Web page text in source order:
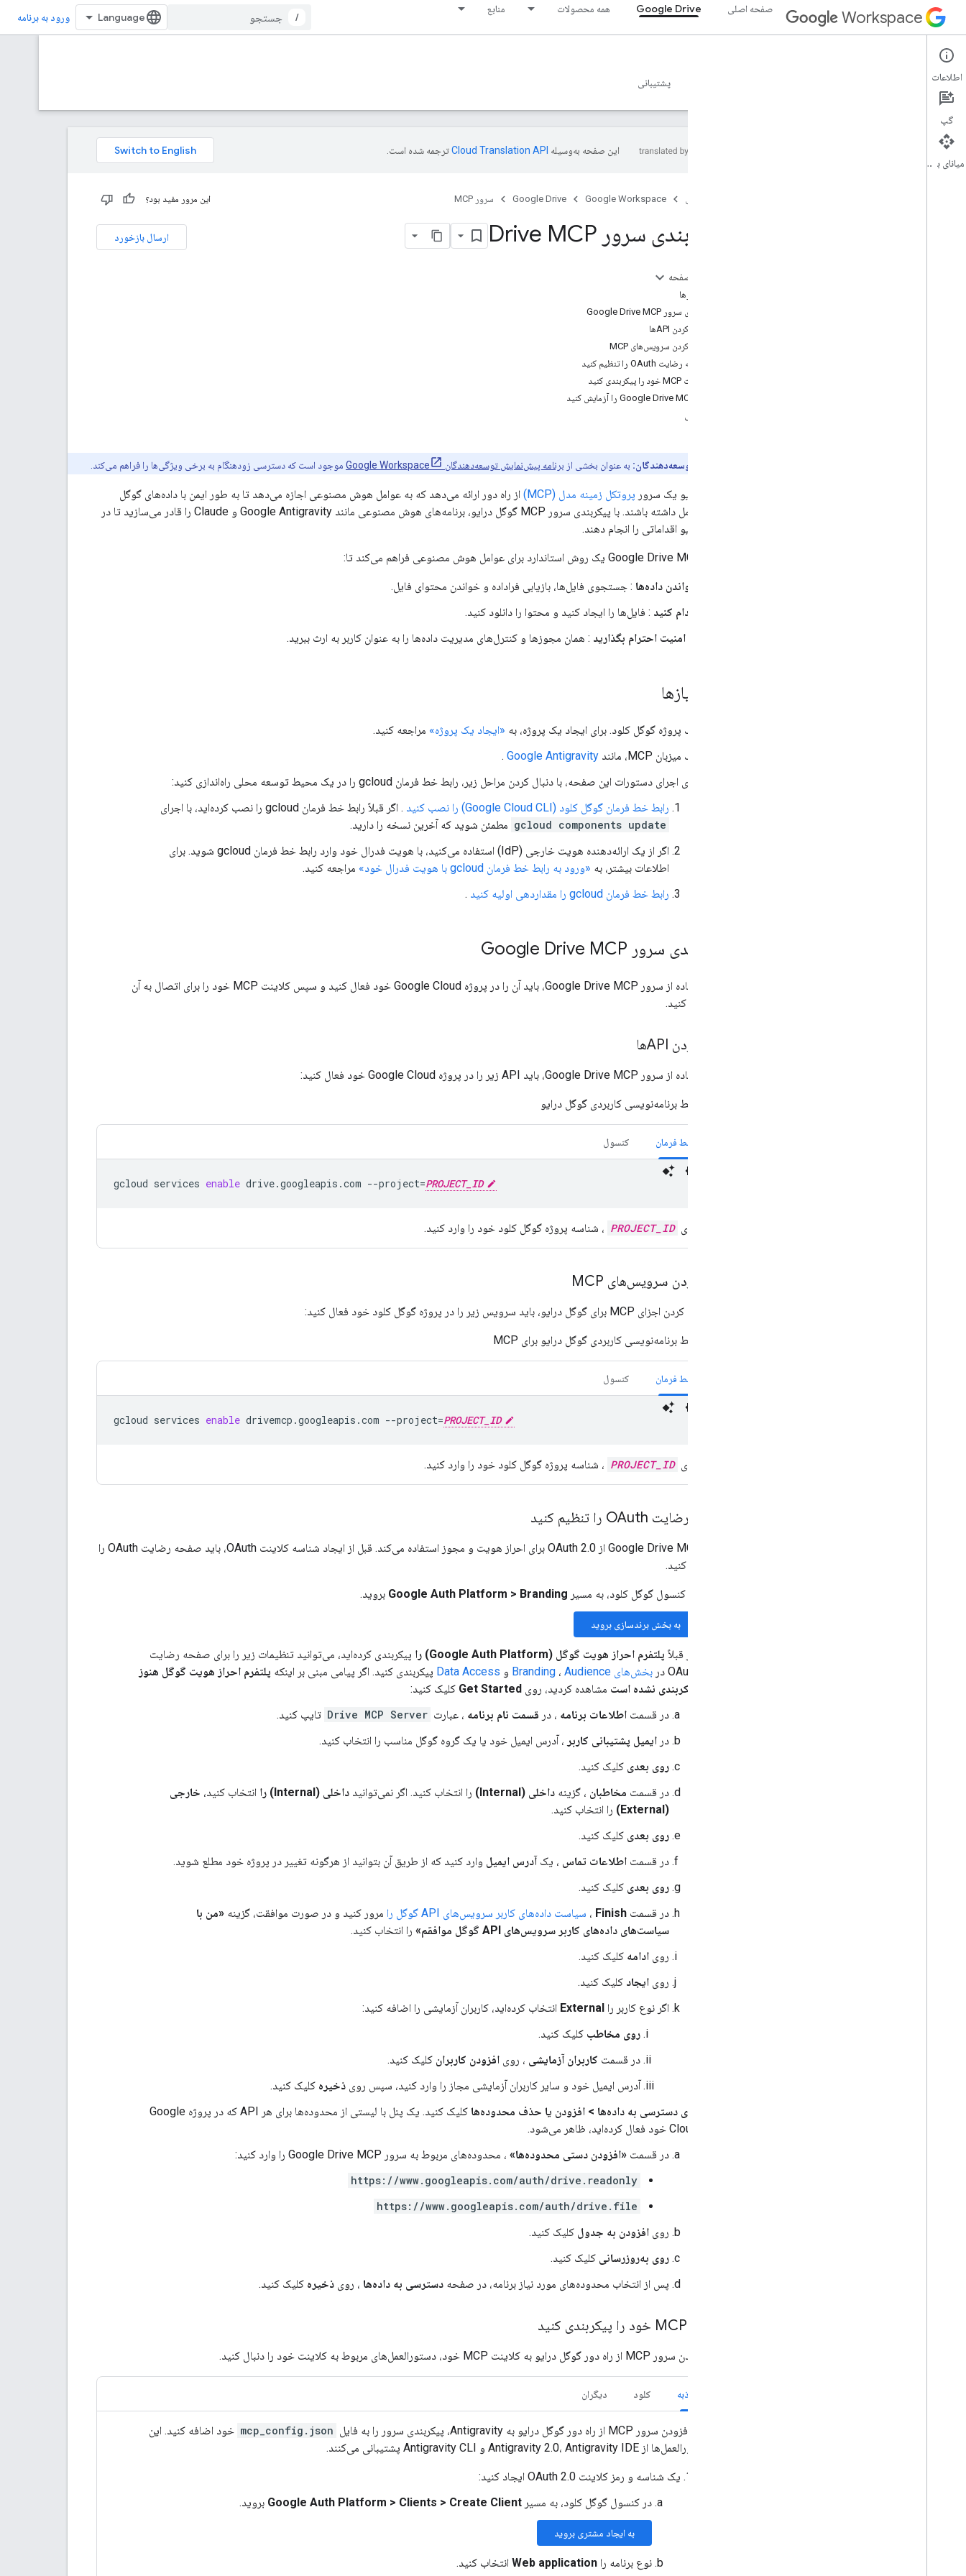
Workspace صفحه اصلی Google Drive همه محصولات منابع
/ ورود به برنامه
Google Drive
نمای کلی پشتیبانی
این صفحه به‌وسیله ترجمه شده است.
صفحه اصلی Google Workspace
Google Drive سرور MCP این مرور مفید بود؟
ارسال بازخورد پیکربندی سرور Drive MCP
در این صفحه
پیش‌نیازها
پیکربندی سرور Google Drive MCP
فعال کردن APIها
فعال کردن سرویس‌های MCP
صفحه رضایت OAuth را تنظیم کنید
کلاینت MCP خود را پیکربندی کنید
پیش‌نمایش توسعه‌دهندگان: به عنوان بخشی از برنامه پیش‌نمایش توسعه‌دهندگان Google Workspace موجود است که دسترسی زودهنگام به برخی ویژگی‌ها را فراهم می‌کند.
گوگل درایو یک سرور پروتکل زمینه مدل (MCP)
از راه دور ارائه می‌دهد که به عوامل هوش مصنوعی اجازه می‌دهد تا به طور ایمن با داده‌های گوگل
درایو تعامل داشته باشند. با پیکربندی سرور MCP گوگل درایو، برنامه‌های هوش مصنوعی مانند Google Antigravity و Claude را قادر می‌سازید تا در
گوگل درایو اقداماتی را انجام دهند.
خواندن داده‌ها : جستجوی فایل‌ها، بازیابی فراداده و خواندن محتوای فایل.
اقدام کنید : فایل‌ها را ایجاد کنید و محتوا را دانلود کنید.
به امنیت احترام بگذارید : همان مجوزها و کنترل‌های مدیریت داده‌ها را به عنوان کاربر به ارث ببرید.
پیش‌نیازها
یک پروژه گوگل کلود. برای ایجاد یک پروژه، به «ایجاد یک پروژه» مراجعه کنید.
یک میزبان MCP، مانند
Google Antigravity
.
برای اجرای دستورات این صفحه، با دنبال کردن مراحل زیر، رابط خط فرمان gcloud را در یک محیط توسعه محلی راه‌اندازی کنید:
رابط خط فرمان گوگل کلود (Google Cloud CLI) را نصب کنید
. اگر قبلاً رابط خط فرمان gcloud را نصب کرده‌اید، با اجرای
gcloud components update مطمئن شوید که آخرین نسخه را دارید.
اگر از یک ارائه‌دهنده هویت خارجی (IdP) استفاده می‌کنید، با هویت فدرال خود وارد رابط خط فرمان gcloud شوید. برای
اطلاعات بیشتر، به «ورود به رابط خط فرمان gcloud با هویت فدرال خود»
مراجعه کنید.
رابط خط فرمان gcloud را مقداردهی اولیه کنید
.
پیکربندی سرور Google Drive MCP
برای استفاده از سرور Google Drive MCP، باید آن را در پروژه Google Cloud خود فعال کنید و سپس کلاینت MCP خود را برای اتصال به آن
پیکربندی کنید.
فعال کردن APIها
برای استفاده از سرور Google Drive MCP، باید API زیر را در پروژه Google Cloud خود فعال کنید:
رابط برنامه‌نویسی کاربردی گوگل درایو
رابط خط فرمان کنسول
gcloud services enable drive.googleapis.com --project=PROJECT_ID
به جای PROJECT_ID ، شناسه پروژه گوگل کلود خود را وارد کنید.
فعال کردن سرویس‌های MCP
برای فعال کردن اجزای MCP برای گوگل درایو، باید سرویس زیر را در پروژه گوگل کلود خود فعال کنید:
رابط برنامه‌نویسی کاربردی گوگل درایو برای MCP
رابط خط فرمان کنسول
gcloud services enable drivemcp.googleapis.com --project=PROJECT_ID
به جای PROJECT_ID ، شناسه پروژه گوگل کلود خود را وارد کنید.
صفحه رضایت OAuth را تنظیم کنید
سرور Google Drive MCP از OAuth 2.0 برای احراز هویت و مجوز استفاده می‌کند. قبل از ایجاد شناسه کلاینت OAuth، باید صفحه رضایت OAuth را
پیکربندی کنید.
در کنسول گوگل کلود، به مسیر Google Auth Platform > Branding بروید.
به بخش برندسازی بروید
اگر قبلاً پلتفرم احراز هویت گوگل (Google Auth Platform) را
پیکربندی کرده‌اید، می‌توانید تنظیمات زیر را برای صفحه رضایت
OAuth در
بخش‌های Branding ، Audience و Data Access پیکربندی کنید. اگر پیامی مبنی بر اینکه پلتفرم احراز هویت گوگل هنوز
پیکربندی نشده است مشاهده کردید، روی Get Started کلیک کنید:
در قسمت اطلاعات برنامه ، در قسمت نام برنامه ، عبارت Drive MCP Server تایپ کنید.
در ایمیل پشتیبانی کاربر ، آدرس ایمیل خود یا یک گروه گوگل مناسب را انتخاب کنید.
روی بعدی کلیک کنید.
در قسمت مخاطبان ، گزینه داخلی (Internal) را انتخاب کنید. اگر نمی‌توانید داخلی (Internal) را انتخاب کنید، خارجی
(External)
را انتخاب کنید.
روی بعدی کلیک کنید.
در قسمت اطلاعات تماس ، یک آدرس ایمیل وارد کنید که از طریق آن بتوانید از هرگونه تغییر در پروژه خود مطلع شوید.
روی بعدی کلیک کنید.
در قسمت Finish ، سیاست داده‌های کاربر سرویس‌های API گوگل را مرور کنید و در صورت موافقت، گزینه «من با
سیاست‌های داده‌های کاربر سرویس‌های API گوگل موافقم»
را انتخاب کنید.
روی ادامه کلیک کنید.
روی ایجاد کلیک کنید.
اگر نوع کاربر را External انتخاب کرده‌اید، کاربران آزمایشی را اضافه کنید:
روی مخاطب کلیک کنید.
در قسمت کاربران آزمایشی ، روی افزودن کاربران کلیک کنید.
آدرس ایمیل خود و سایر کاربران آزمایشی مجاز را وارد کنید، سپس روی ذخیره کلیک کنید.
روی دسترسی به داده‌ها > افزودن یا حذف محدوده‌ها
کلیک کنید. یک پنل با لیستی از محدوده‌ها برای هر API که در پروژه Google
Cloud خود فعال کرده‌اید، ظاهر می‌شود.
در قسمت «افزودن دستی محدوده‌ها» ، محدوده‌های مربوط به سرور Google Drive MCP را وارد کنید:
https://www.googleapis.com/auth/drive.readonly
https://www.googleapis.com/auth/drive.file
روی افزودن به جدول کلیک کنید.
روی به‌روزرسانی کلیک کنید.
پس از انتخاب محدوده‌های مورد نیاز برنامه، در صفحه دسترسی به داده‌ها ، روی ذخیره کلیک کنید.
برای افزودن سرور MCP از راه دور گوگل درایو به کلاینت MCP خود، دستورالعمل‌های مربوط به کلاینت خود را دنبال کنید.
ضد جاذبه کلود دیگران
برای افزودن سرور MCP از راه دور گوگل درایو به Antigravity، پیکربندی سرور را به فایل mcp_config.json خود اضافه کنید. این
دستورالعمل‌ها از Antigravity 2.0، Antigravity IDE و Antigravity CLI پشتیبانی می‌کنند.
یک شناسه و رمز کلاینت OAuth 2.0 ایجاد کنید:
در کنسول گوگل کلود، به مسیر
Google Auth Platform > Clients > Create Client بروید.
به ایجاد مشتری بروید
نوع برنامه را Web application انتخاب کنید.
اطلاعات
گپ
میانای برنامه‌سازی کاربردی